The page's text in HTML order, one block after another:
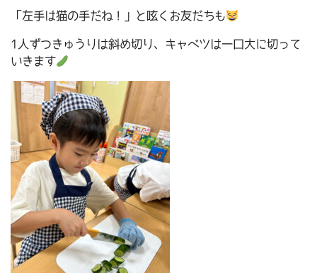
「左手は猫の手だね！」と呟くお友だちも
1人ずつきゅうりは斜め切り、キャベツは一口大に切って
いきます